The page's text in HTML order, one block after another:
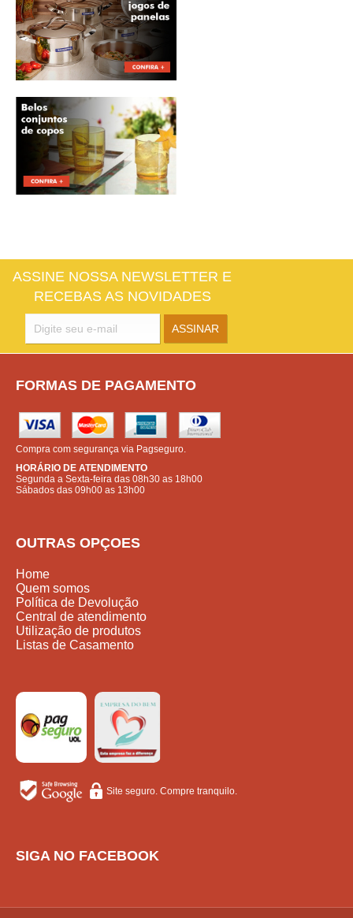
ASSINE NOSSA NEWSLETTER E
RECEBAS AS NOVIDADES
FORMAS DE PAGAMENTO
Compra com segurança via Pagseguro.
HORÁRIO DE ATENDIMENTO
Segunda a Sexta-feira das 08h30 as 18h00
Sábados das 09h00 as 13h00
OUTRAS OPÇOES
Home
Quem somos
Política de Devolução
Central de atendimento
Utilização de produtos
Listas de Casamento
Site seguro. Compre tranquilo.
SIGA NO FACEBOOK